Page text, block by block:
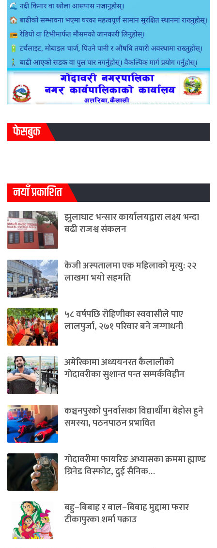
फेसबुक
नयाँ प्रकाशित
झुलाघाट भन्सार कार्यालयद्वारा लक्ष्य भन्दा
बढी राजश्व संकलन
केजी अस्पतालमा एक महिलाको मृत्यु: २२
लाखमा भयो सहमति
५८ वर्षपछि रोहिणीका स्ववासीले पाए
लालपुर्जा, २७१ परिवार बने जग्गाधनी
अमेरिकामा अध्ययनरत कैलालीको
गोदावरीका सुशान्त पन्त सम्पर्कविहीन
कञ्चनपुरको पुनर्वासका विद्यार्थीमा बेहोस हुने
समस्या, पठनपाठन प्रभावित
गोदावरीमा फायरिङ अभ्यासका क्रममा ह्याण्ड
ग्रिनेड विस्फोट, दुई सैनिक…
बहु–बिबाह र बाल–बिबाह मुद्दामा फरार
टीकापुरका शर्मा पक्राउ